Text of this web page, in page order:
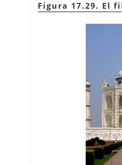
Figura 17.29. El